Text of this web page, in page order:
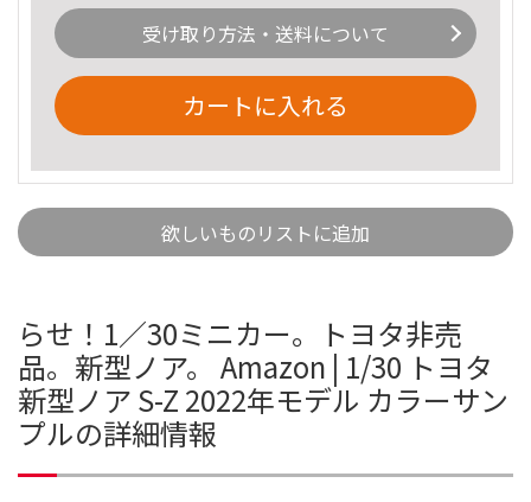
受け取り方法・送料について
カートに入れる
欲しいものリストに追加
らせ！1／30ミニカー。トヨタ非売
品。新型ノア。 Amazon | 1/30 トヨタ
新型ノア S-Z 2022年モデル カラーサン
プルの詳細情報